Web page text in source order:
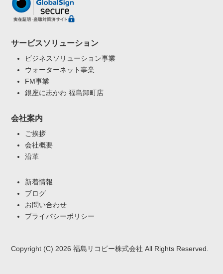
サービスソリューション
ビジネスソリューション事業
ウォーターネット事業
FM事業
銀座に志かわ 福島卸町店
会社案内
ご挨拶
会社概要
沿革
新着情報
ブログ
お問い合わせ
プライバシーポリシー
Copyright (C) 2026 福島リコピー株式会社 All Rights Reserved.